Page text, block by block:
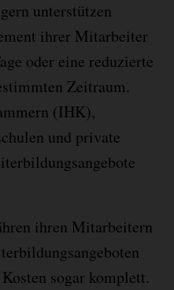
unterstützen
ihrer Mitarbeiter
oder eine reduzierte
Zeitraum.
(IHK),
und private
ihren Mitarbeitern
sogar komplett.